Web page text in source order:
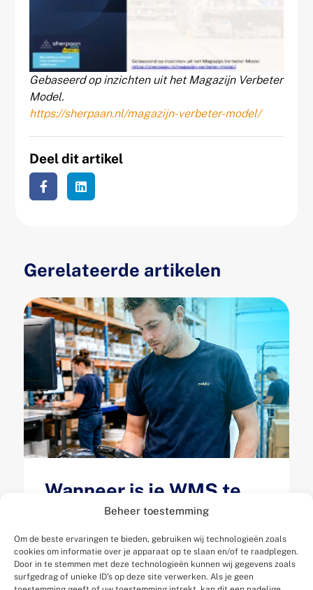
Beheer toestemming
Om de beste ervaringen te bieden, gebruiken wij technologieën zoals
cookies om informatie over je apparaat op te slaan en/of te raadplegen.
Door in te stemmen met deze technologieën kunnen wij gegevens zoals
surfgedrag of unieke ID's op deze site verwerken. Als je geen
Gebaseerd op inzichten uit het Magazijn Verbeter
Model.
https://sherpaan.nl/magazijn-verbeter-model/
Deel dit artikel
Gerelateerde artikelen
Wanneer is je WMS te
klein geworden? 5
signalen dat je magazijn
je groei afremt
Gepubliceerd op 13 juli 2026